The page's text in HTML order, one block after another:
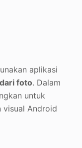
aplikasi
foto. Dalam
untuk
visual Android